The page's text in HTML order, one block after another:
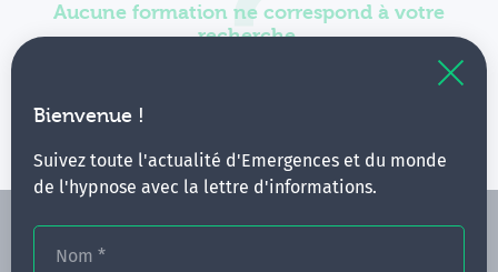
Bienvenue !
Suivez toute l'actualité d'Emergences et du monde
de l'hypnose avec la lettre d'informations.
Nom *
Aucune formation ne correspond à votre
recherche.
Vous pouvez renouveler votre requête en élargissant